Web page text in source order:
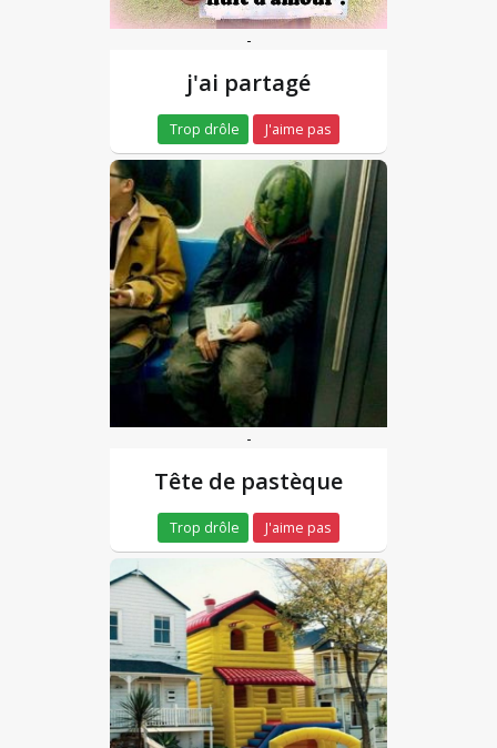
-
j'ai partagé
Trop drôle J'aime pas
-
Tête de pastèque
Trop drôle J'aime pas